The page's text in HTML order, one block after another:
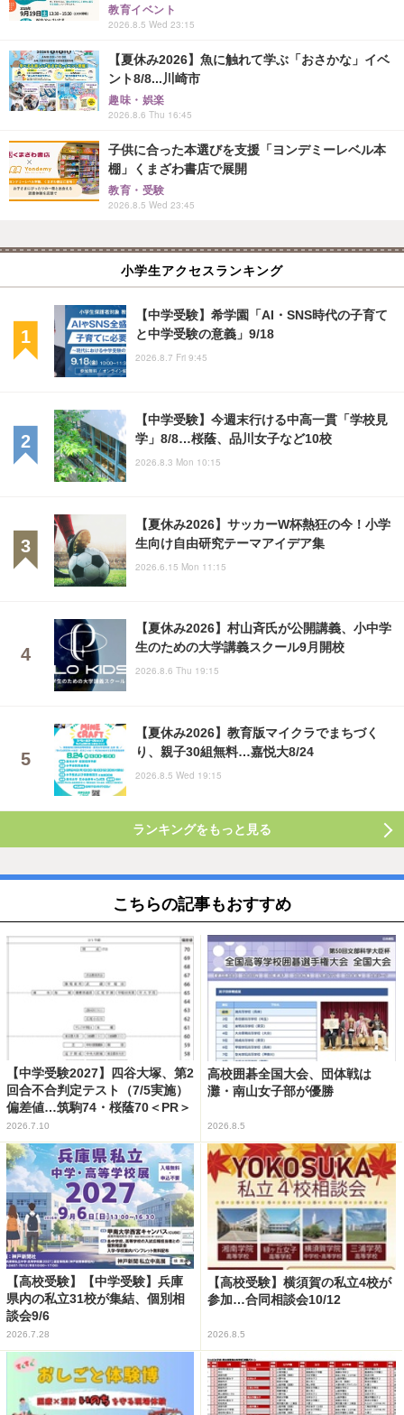
教育イベント
2026.8.5 Wed 23:15
【夏休み2026】魚に触れて学ぶ「おさかな」イベ
ント8/8...川崎市
趣味・娯楽
2026.8.6 Thu 16:45
子供に合った本選びを支援「ヨンデミーレベル本
棚」くまざわ書店で展開
教育・受験
2026.8.5 Wed 23:45
小学生アクセスランキング
【中学受験】希学園「AI・SNS時代の子育て
と中学受験の意義」9/18
2026.8.7 Fri 9:45
【中学受験】今週末行ける中高一貫「学校見
学」8/8…桜蔭、品川女子など10校
2026.8.3 Mon 10:15
【夏休み2026】サッカーW杯熱狂の今！小学
生向け自由研究テーマアイデア集
2026.6.15 Mon 11:15
【夏休み2026】村山斉氏が公開講義、小中学
生のための大学講義スクール9月開校
2026.8.6 Thu 19:15
【夏休み2026】教育版マイクラでまちづく
り、親子30組無料…嘉悦大8/24
2026.8.5 Wed 19:15
ランキングをもっと見る
こちらの記事もおすすめ
【中学受験2027】四谷大塚、第2
回合不合判定テスト（7/5実施）
偏差値…筑駒74・桜蔭70＜PR＞
2026.7.10
高校囲碁全国大会、団体戦は
灘・南山女子部が優勝
2026.8.5
【高校受験】【中学受験】兵庫
県内の私立31校が集結、個別相
談会9/6
2026.7.28
【高校受験】横須賀の私立4校が
参加…合同相談会10/12
2026.8.5